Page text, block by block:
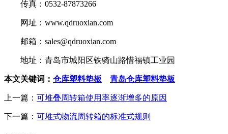
传真：0532-87873266
网址：www.qdruoxian.com
邮箱：sales@qdruoxian.com
地址：青岛市城阳区铁骑山路惜福镇工业园
本文关键词： 仓库塑料垫板 青岛仓库塑料垫板
上一篇： 可堆叠周转箱使用率逐渐增多的原因
下一篇： 可堆式物流周转箱的标准式规则